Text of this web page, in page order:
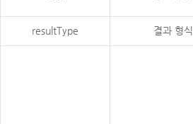
resultType 결과 형식